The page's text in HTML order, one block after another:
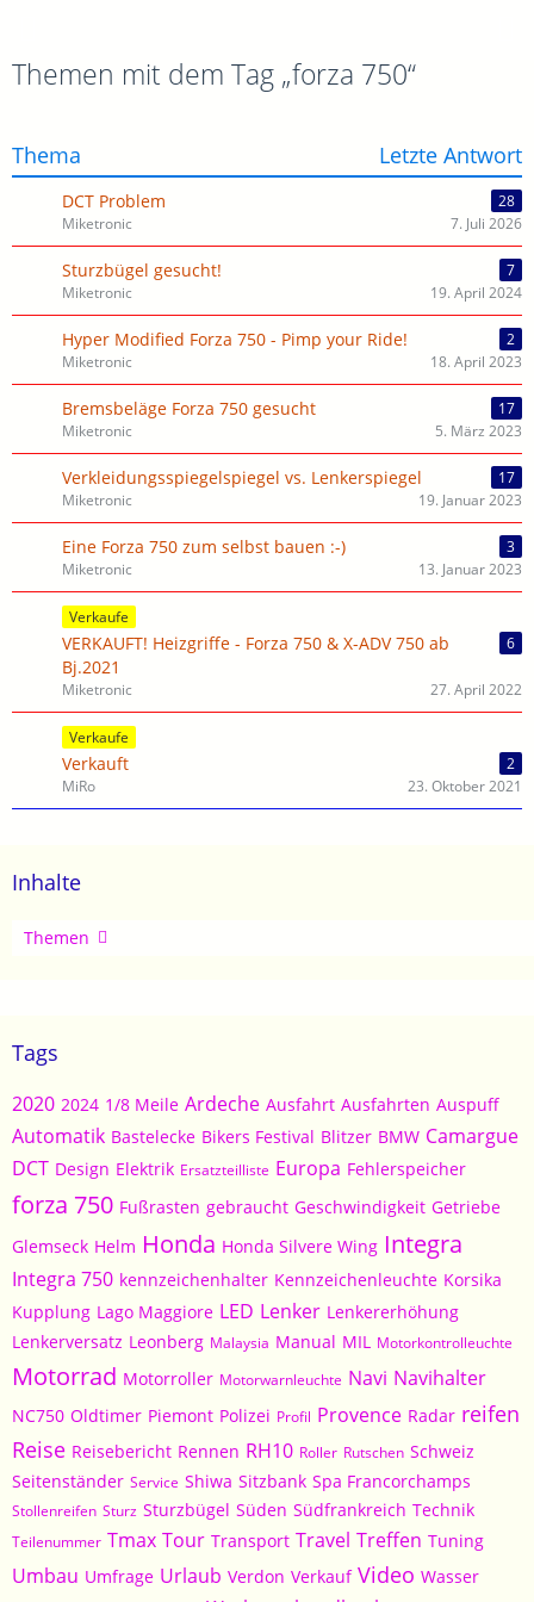
Inhalte
Artikel
Themen
Tags
2020 2024 1/8 Meile Ardeche Ausfahrt Ausfahrten Auspuff
Automatik Bastelecke Bikers Festival Blitzer BMW Camargue
DCT Design Elektrik Ersatzteilliste Europa Fehlerspeicher
forza 750 Fußrasten gebraucht Geschwindigkeit Getriebe
Glemseck Helm Honda Honda Silvere Wing Integra
Integra 750 kennzeichenhalter Kennzeichenleuchte Korsika
Kupplung Lago Maggiore LED Lenker Lenkererhöhung
Lenkerversatz Leonberg Malaysia Manual MIL Motorkontrolleuchte
Motorrad Motorroller Motorwarnleuchte Navi Navihalter
NC750 Oldtimer Piemont Polizei Profil Provence Radar reifen
Reise Reisebericht Rennen RH10 Roller Rutschen Schweiz
Seitenständer Service Shiwa Sitzbank Spa Francorchamps
Stollenreifen Sturz Sturzbügel Süden Südfrankreich Technik
Teilenummer Tmax Tour Transport Travel Treffen Tuning
Umbau Umfrage Urlaub Verdon Verkauf Video Wasser
Themen mit dem Tag „forza 750“
Thema Letzte Antwort
DCT Problem
28
Miketronic
7. Juli 2026
Sturzbügel gesucht!
7
Miketronic
19. April 2024
Hyper Modified Forza 750 - Pimp your Ride!
2
Miketronic
18. April 2023
Bremsbeläge Forza 750 gesucht
17
Miketronic
5. März 2023
Verkleidungsspiegelspiegel vs. Lenkerspiegel
17
Miketronic
19. Januar 2023
Eine Forza 750 zum selbst bauen :-)
3
Miketronic
13. Januar 2023
Verkaufe
VERKAUFT! Heizgriffe - Forza 750 & X-ADV 750 ab
Bj.2021
6
Miketronic 27. April 2022
Verkaufe
Verkauft
2
MiRo
23. Oktober 2021